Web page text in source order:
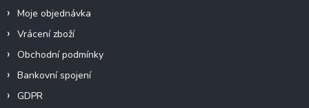
Moje objednávka
Vrácení zboží
Obchodní podmínky
Bankovní spojení
GDPR